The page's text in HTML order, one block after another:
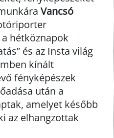
Vancsó
hétköznapok
és az Insta világ
kínált
fényképészek
után a
amelyet később
az elhangzottak